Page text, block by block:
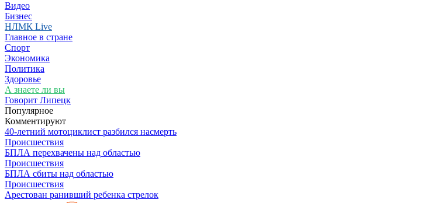
Видео
Бизнес
НЛМК Live
Главное в стране
Спорт
Экономика
Политика
Здоровье
А знаете ли вы
Говорит Липецк
Популярное
Комментируют
40-летний мотоциклист разбился насмерть
Происшествия
БПЛА перехвачены над областью
Происшествия
БПЛА сбиты над областью
Происшествия
Арестован ранивший ребенка стрелок